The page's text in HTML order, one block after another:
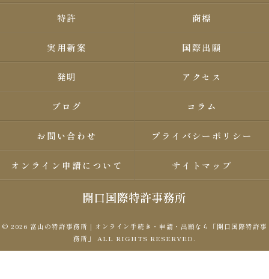
特許 商標
実用新案 国際出願
発明 アクセス
ブログ コラム
お問い合わせ プライバシーポリシー
オンライン申請について サイトマップ
© 2026 富山の特許事務所｜オンライン手続き・申請・出願なら「開口国際特許事
務所」 ALL RIGHTS RESERVED.